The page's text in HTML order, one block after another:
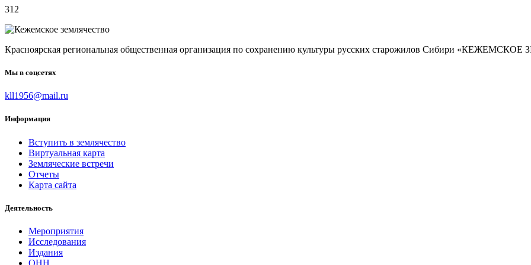
312
Красноярская региональная общественная организация по сохранению культуры русских старожилов Сибири
Мы в соцсетях
kll1956@mail.ru
Информация
Вступить в землячество
Виртуальная карта
Земляческие встречи
Отчеты
Карта сайта
Деятельность
Мероприятия
Исследования
Издания
ОНН